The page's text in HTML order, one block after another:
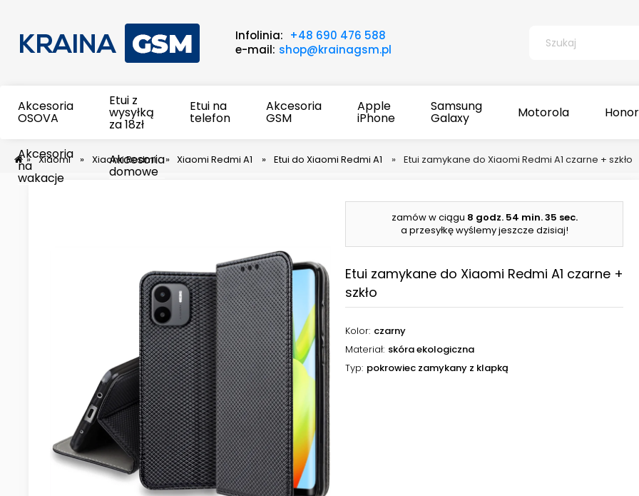
Infolinia: +48 690 476 588
e-mail: shop@krainagsm.pl
Akcesoria
OSOVA
Etui z
wysyłką
za 18zł
Etui na
telefon
Akcesoria
GSM
Apple
iPhone
Samsung
Galaxy Motorola Honor
Akcesoria
na
wakacje
Akcesoria
domowe
» Xiaomi » Xiaomi Redmi » Xiaomi Redmi A1 » Etui do Xiaomi Redmi A1 » Etui zamykane do Xiaomi Redmi A1 czarne + szkło
zamów w ciągu 8 godz. 54 min.34 sec.
a przesyłkę wyślemy jeszcze dzisiaj!
Etui zamykane do Xiaomi Redmi A1 czarne +
szkło
Kolor czarny
Materiał skóra ekologiczna
Typ pokrowiec zamykany z klapką